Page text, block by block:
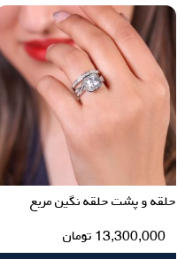
حلقه و پشت حلقه نگین مربع
13,300,000 تومان